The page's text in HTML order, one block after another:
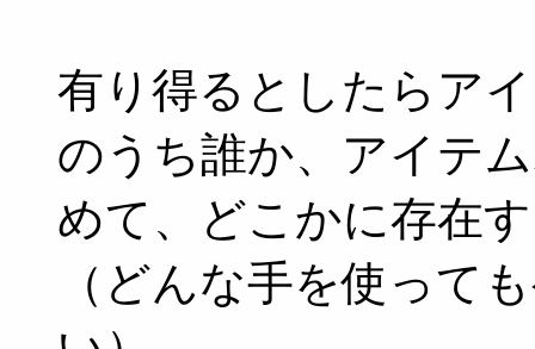
有り得るとしたらア
のうち誰か、アイテ
めて、どこかに存在
（どんな手を使って